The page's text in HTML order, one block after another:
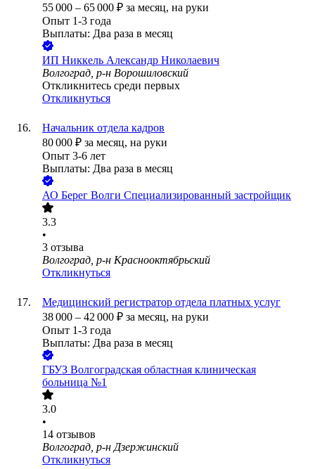
55 000 – 65 000 ₽ за месяц, на руки
Опыт 1-3 года
Выплаты: Два раза в месяц
ИП Никкель Александр Николаевич
Волгоград, р-н Ворошиловский
Откликнитесь среди первых
Откликнуться
Начальник отдела кадров
80 000 ₽ за месяц, на руки
Опыт 3-6 лет
Выплаты: Два раза в месяц
АО Берег Волги Специализированный застройщик
3.3
•
3 отзыва
Волгоград, р-н Краснооктябрьский
Откликнуться
Медицинский регистратор отдела платных услуг
38 000 – 42 000 ₽ за месяц, на руки
Опыт 1-3 года
Выплаты: Два раза в месяц
ГБУЗ Волгоградская областная клиническая
больница №1
3.0
•
14 отзывов
Волгоград, р-н Дзержинский
Откликнуться